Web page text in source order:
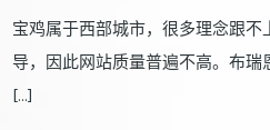
宝鸡属于西部城市，很多理念跟不
导，因此网站质量普遍不高。布
[…]